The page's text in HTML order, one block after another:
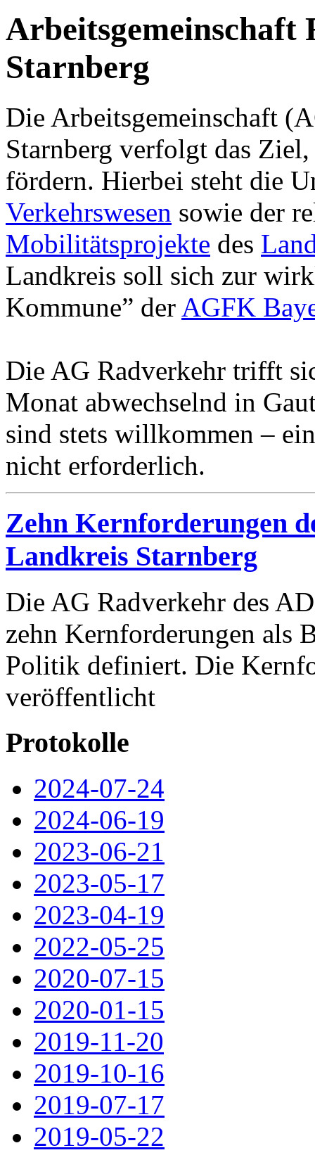
Starnberg
Die Arbeitsgemeinschaft
Starnberg verfolgt das
fördern. Hierbei steht die
Verkehrswesen sowie der
Mobilitätsprojekte des
Landkreis soll sich zur
Kommune” der AGFK
Die AG Radverkehr trifft
Monat abwechselnd in
sind stets willkommen –
nicht erforderlich.
Zehn Kernforderungen
Landkreis Starnberg
Die AG Radverkehr des
zehn Kernforderungen als
Politik definiert. Die
veröffentlicht
Protokolle
2024-07-24
2024-06-19
2023-06-21
2023-05-17
2023-04-19
2022-05-25
2020-07-15
2020-01-15
2019-11-20
2019-10-16
2019-07-17
2019-05-22